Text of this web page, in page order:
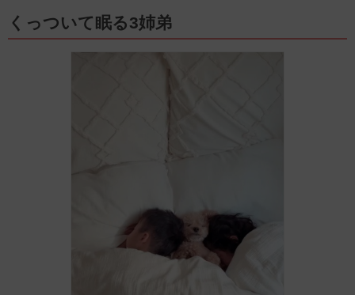
くっついて眠る3姉弟